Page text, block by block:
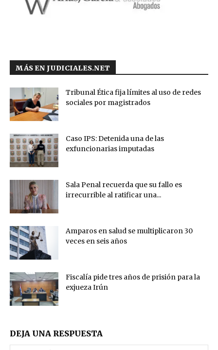
MÁS EN JUDICIALES.NET
Tribunal Ética fija límites al uso de redes
sociales por magistrados
Caso IPS: Detenida una de las
exfuncionarias imputadas
Sala Penal recuerda que su fallo es
irrecurrible al ratificar una...
Amparos en salud se multiplicaron 30
veces en seis años
Fiscalía pide tres años de prisión para la
exjueza Irún
DEJA UNA RESPUESTA